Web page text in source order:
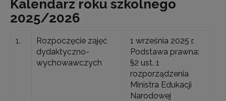
Kalendarz roku szkolnego
2025/2026
1.
Rozpoczęcie zajęć
dydaktyczno-
wychowawczych
1 września 2025 r.
Podstawa prawna:
§2 ust. 1
rozporządzenia
Ministra Edukacji
Narodowej